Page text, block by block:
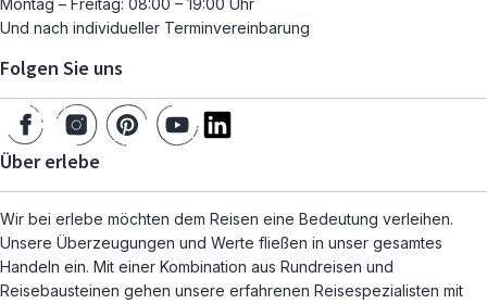
Montag – Freitag: 08:00 – 19:00 Uhr
Und nach individueller Terminvereinbarung
Folgen Sie uns
Über erlebe
Wir bei erlebe möchten dem Reisen eine Bedeutung verleihen.
Unsere Überzeugungen und Werte fließen in unser gesamtes
Handeln ein. Mit einer Kombination aus Rundreisen und
Reisebausteinen gehen unsere erfahrenen Reisespezialisten mit